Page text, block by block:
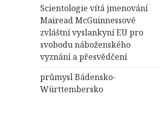
Scientologie vítá jmenování
Mairead McGuinnessové
zvláštní vyslankyní EU pro
svobodu náboženského
vyznání a přesvědčení
průmysl Bádensko-
Württembersko